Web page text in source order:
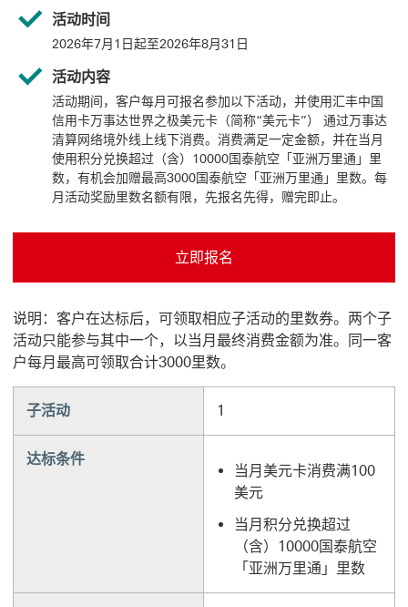
活动时间
2026年7月1日起至2026年8月31日
活动内容
活动期间，客户每月可报名参加以下活动，并使用汇丰中国
信用卡万事达世界之极美元卡（简称“美元卡”） 通过万事达
清算网络境外线上线下消费。消费满足一定金额，并在当月
使用积分兑换超过（含）10000国泰航空「亚洲万里通」里
数，有机会加赠最高3000国泰航空「亚洲万里通」里数。每
月活动奖励里数名额有限，先报名先得，赠完即止。
立即报名
说明：客户在达标后，可领取相应子活动的里数券。两个子
活动只能参与其中一个，以当月最终消费金额为准。同一客
户每月最高可领取合计3000里数。
子活动 1
达标条件
当月美元卡消费满100
美元
当月积分兑换超过
（含）10000国泰航空
「亚洲万里通」里数